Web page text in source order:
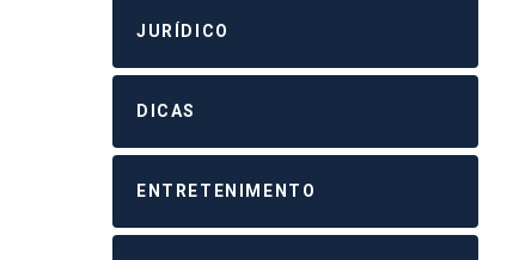
JURÍDICO
DICAS
ENTRETENIMENTO